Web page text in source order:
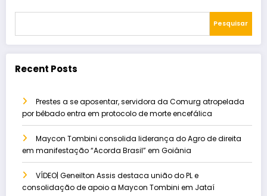
Pesquisar
Recent Posts
Prestes a se aposentar, servidora da Comurg atropelada
por bêbado entra em protocolo de morte encefálica
Maycon Tombini consolida liderança do Agro de direita
em manifestação “Acorda Brasil” em Goiânia
VÍDEO| Geneilton Assis destaca união do PL e
consolidação de apoio a Maycon Tombini em Jataí